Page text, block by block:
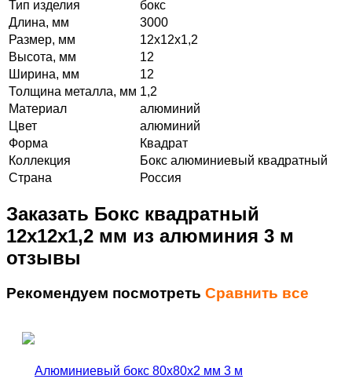
Тип изделия
бокс
Длина, мм
3000
Размер, мм
12х12х1,2
Высота, мм
12
Ширина, мм
12
Толщина металла, мм 1,2
Материал
алюминий
Цвет
алюминий
Форма
Квадрат
Коллекция
Бокс алюминиевый квадратный
Страна
Россия
Заказать Бокс квадратный
12х12х1,2 мм из алюминия 3 м
отзывы
Рекомендуем посмотреть Сравнить все